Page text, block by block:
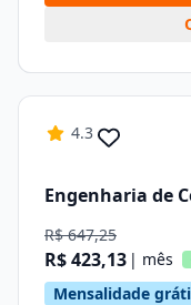
4.3
Engenharia de
R$ 647,25
R$ 423,13 | mês
Mensalidade